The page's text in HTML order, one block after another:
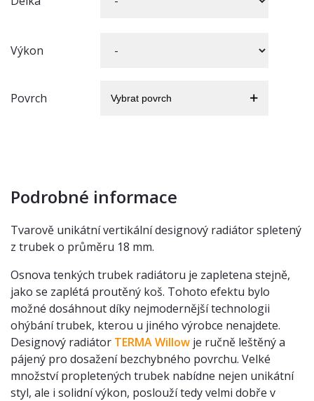
Výkon
Povrch Vybrat povrch
Podrobné informace
Tvarově unikátní vertikální designový radiátor spletený
z trubek o průměru 18 mm.
Osnova tenkých trubek radiátoru je zapletena stejně,
jako se zaplétá proutěný koš. Tohoto efektu bylo
možné dosáhnout díky nejmodernější technologii
ohýbání trubek, kterou u jiného výrobce nenajdete.
Designový radiátor TERMA Willow je ručně leštěný a
pájený pro dosažení bezchybného povrchu. Velké
množství propletených trubek nabídne nejen unikátní
styl, ale i solidní výkon, poslouží tedy velmi dobře v